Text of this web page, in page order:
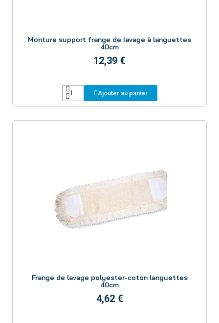
Monture support frange de lavage à languettes
40cm
12,39 €
Ajouter au panier
Frange de lavage polyester-coton languettes
40cm
4,62 €